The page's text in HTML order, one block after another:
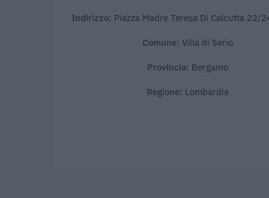
Indirizzo: Piazza Madre Teresa Di Calcutta 22/
Comune: Villa di Serio
Provincia: Bergamo
Regione: Lombardia